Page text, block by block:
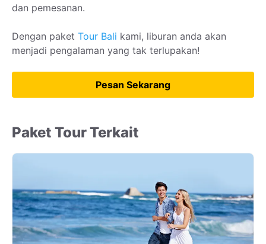
dan pemesanan.
Dengan paket Tour Bali kami, liburan anda akan
menjadi pengalaman yang tak terlupakan!
Pesan Sekarang
Paket Tour Terkait